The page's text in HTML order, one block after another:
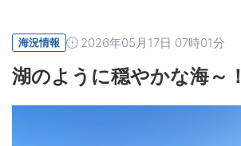
海況情報 2026年05月17日 07時01分
湖のように穏やかな海～！